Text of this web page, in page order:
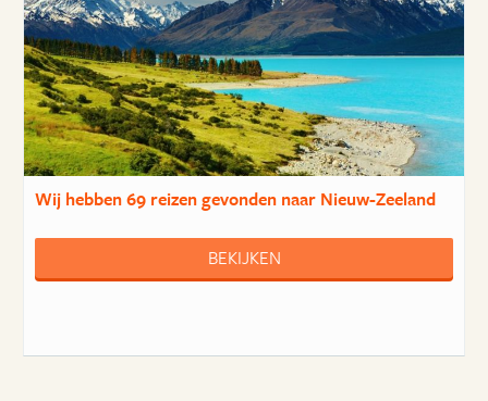
Wij hebben69 reizengevonden naar Nieuw-Zeeland
BEKIJKEN